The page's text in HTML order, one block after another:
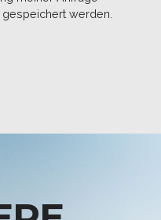
werden.